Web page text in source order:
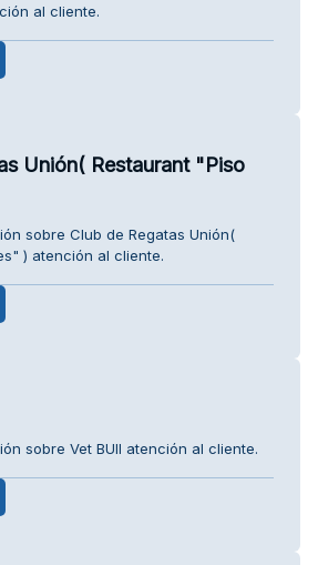
al cliente.
Unión( Restaurant "Piso
sobre Club de Regatas Unión(
) atención al cliente.
sobre Vet BUll atención al cliente.